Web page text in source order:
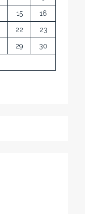
15 16
22 23
29 30